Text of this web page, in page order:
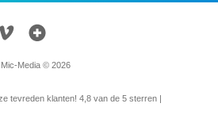
Mic-Media © 2026
tevreden klanten! 4,8 van de 5 sterren |